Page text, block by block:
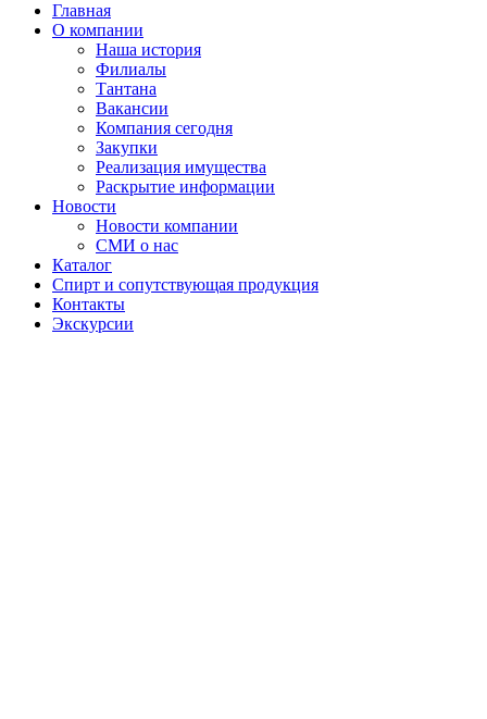
Главная
О компании
Наша история
Филиалы
Тантана
Вакансии
Компания сегодня
Закупки
Реализация имущества
Раскрытие информации
Новости
Новости компании
СМИ о нас
Каталог
Спирт и сопутствующая продукция
Контакты
Экскурсии